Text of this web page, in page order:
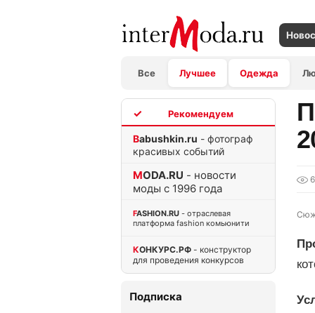
Все Лучшее Одежда
Babushkin.ru - фотограф
красивых событий
MODA.RU - новости
моды с 1996 года
FASHION.RU - отраслевая
платформа fashion комьюнити
КОНКУРС.РФ - конструктор
для проведения конкурсов
Подписка